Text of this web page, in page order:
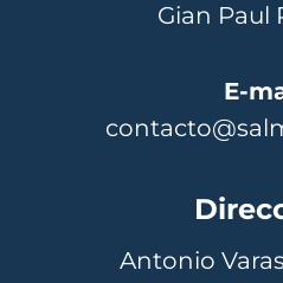
Gian Paul
E-
Antonio